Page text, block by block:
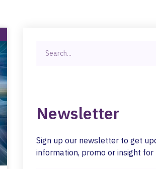
Newsletter
Sign up our newsletter to get
information, promo or insight for